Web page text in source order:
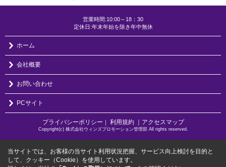
営業時間:10:00～18：30
定休日:年末年始を除き年中無休
ホーム
会社概要
お問い合わせ
PCサイト
プライバシーポリシー 利用規約 ｜アクセスマップ
Copyright(c) 株式会社ウィンズプロモーション管理部 All rights reserved.
当サイトでは、お客様の当サイト利用状況把握、サービス向上検討を目的と
して、クッキー（Cookie）を使用しています。